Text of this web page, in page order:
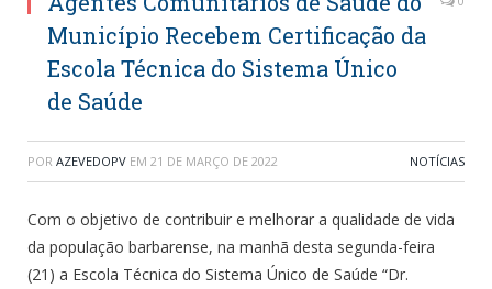
Município Recebem Certificação da
Escola Técnica do Sistema Único
de Saúde
POR AZEVEDOPV EM 21 DE MARÇO DE 2022 NOTÍCIAS
Com o objetivo de contribuir e melhorar a qualidade de vida
da população barbarense, na manhã desta segunda-feira
(21) a Escola Técnica do Sistema Único de Saúde “Dr.